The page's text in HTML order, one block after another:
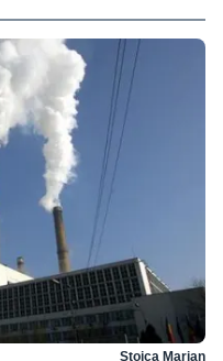
Stoica Marian